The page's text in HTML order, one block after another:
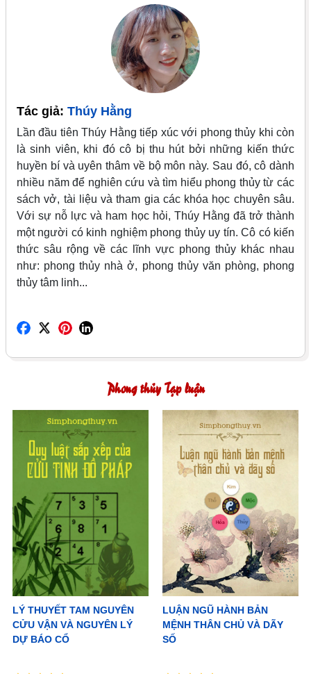
Tác giả: Thúy Hằng
Lần đầu tiên Thúy Hằng tiếp xúc với phong thủy khi còn
là sinh viên, khi đó cô bị thu hút bởi những kiến thức
huyền bí và uyên thâm về bộ môn này. Sau đó, cô dành
nhiều năm để nghiên cứu và tìm hiểu phong thủy từ các
sách vở, tài liệu và tham gia các khóa học chuyên sâu.
Với sự nỗ lực và ham học hỏi, Thúy Hằng đã trở thành
một người có kinh nghiệm phong thủy uy tín. Cô có kiến
thức sâu rộng về các lĩnh vực phong thủy khác nhau
như: phong thủy nhà ở, phong thủy văn phòng, phong
thủy tâm linh...
Phong thủy Tạp luận
LÝ THUYẾT TAM NGUYÊN
CỬU VẬN VÀ NGUYÊN LÝ
DỰ BÁO CỔ
LUẬN NGŨ HÀNH BẢN
MỆNH THÂN CHỦ VÀ DÃY
SỐ